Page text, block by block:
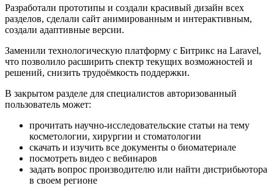
Разработали прототипы и создали красивый дизайн всех
разделов, сделали сайт анимированным и интерактивным,
создали адаптивные версии.
Заменили технологическую платформу с Битрикс на Laravel,
что позволило расширить спектр текущих возможностей и
решений, снизить трудоёмкость поддержки.
В закрытом разделе для специалистов авторизованный
пользователь может:
прочитать научно-исследовательские статьи на тему
косметологии, хирургии и стоматологии
cкачать и изучить все документы о биоматериале
посмотреть видео с вебинаров
задать вопрос производителю или найти дистрибьютора
в своем регионе